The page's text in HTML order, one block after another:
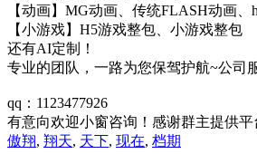
【动画】MG动画、传统FLASH动画
【小游戏】H5游戏整包、小游戏整包
还有AI定制！
专业的团队，一路为您保驾护航~公司
qq：1123477926
有意向欢迎小窗咨询！感谢群主提供平
傲翔, 翔天, 天下, 现在, 档期